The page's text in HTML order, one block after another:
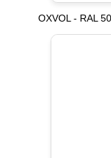
OXVOL - RAL